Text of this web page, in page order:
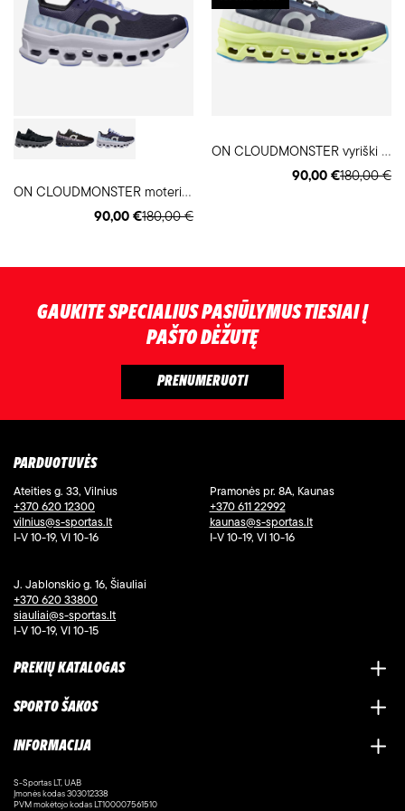
O
N CLOUDMONSTER moteriški bėgimo batai
180,00 €
90,00 €
O
N CLOUDMONSTER vyriški bėgimo batai
180,00 €
90,00 €
GAUKITE SPECIALIUS PASIŪLYMUS TIESIAI Į
PAŠTO DĖŽUTĘ
PARDUOTUVĖS
Ateities g. 33, Vilnius
+370 620 12300
vilnius@s-sportas.lt
I-V 10-19, VI 10-16
Pramonės pr. 8A, Kaunas
+370 611 22992
kaunas@s-sportas.lt
I-V 10-19, VI 10-16
J. Jablonskio g. 16, Šiauliai
+370 620 33800
siauliai@s-sportas.lt
I-V 10-19, VI 10-15
PREKIŲ KATALOGAS
SPORTO ŠAKOS
INFORMACIJA
S-Sportas LT, UAB
Įmonės kodas 303012338
PVM mokėtojo kodas LT100007561510